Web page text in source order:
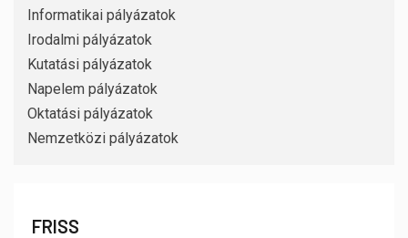
Informatikai pályázatok
Irodalmi pályázatok
Kutatási pályázatok
Napelem pályázatok
Oktatási pályázatok
Nemzetközi pályázatok
FRISS